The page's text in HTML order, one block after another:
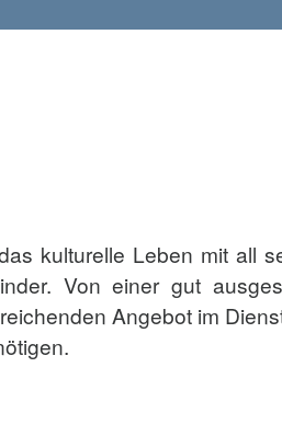
kulturelle Leben mit all
Von einer gut
Angebot im